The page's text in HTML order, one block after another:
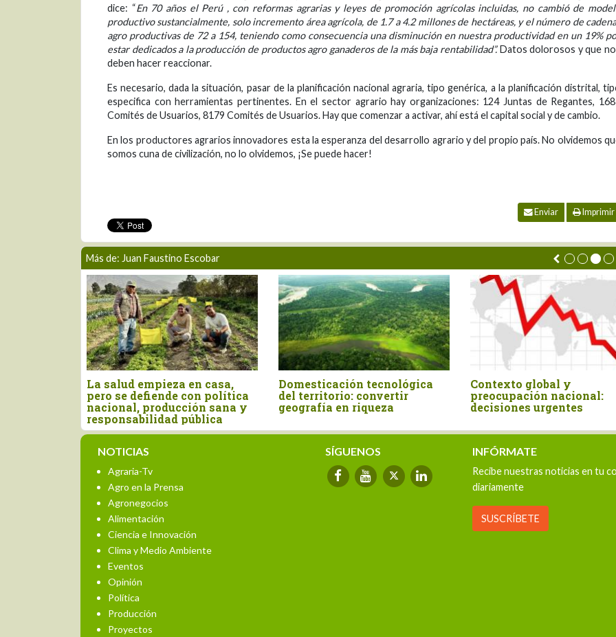
dice: “En 70 años el Perú , con reformas agrarias y leyes de promoción agrícolas incluidas, no cambió de
productivo sustancialmente, solo incremento área agrícola, de 1.7 a 4.2 millones de hectáreas, y el número de
agro productivas de 72 a 154, teniendo como consecuencia una disminución en nuestra productividad en un 19%
estar dedicados a la producción de productos agro ganaderos de la más baja rentabilidad”.Datos dolorosos y que
deben hacer reaccionar.
Es necesario, dada la situación, pasar de la planificación nacional agraria, tipo genérica, a la planificación distrital,
especifica con herramientas pertinentes. En el sector agrario hay organizaciones: 124 Juntas de Regantes,
Comités de Usuarios, 8179 Comités de Usuarios. Hay que comenzar a activar, ahí está el capital social y de cambio.
En los productores agrarios innovadores esta la esperanza del desarrollo agrario y del propio país. No olvidemos
somos cuna de civilización, no lo olvidemos, ¡Se puede hacer!
Enviar Imprimir
Más de: Juan Faustino Escobar
Manifiesto por el Agro
Peruano
El Perú en la encrucijada: el
problema y la solución es el
Estado
La pobreza que no
cifras oficiales y la
de una
agraria
NOTICIAS
Agraria-Tv
Agro en la Prensa
Agronegocios
Alimentación
Ciencia e Innovación
Clima y Medio Ambiente
Eventos
Opinión
Política
Producción
Proyectos
SÍGUENOS INFÓRMATE
Recibe nuestras noticias en tu
diariamente
SUSCRÍBETE